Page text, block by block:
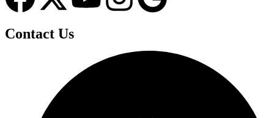
Contact Us